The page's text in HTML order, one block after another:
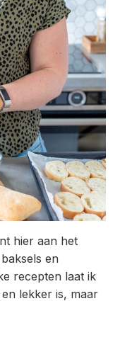
hier aan het
en
recepten laat ik
lekker is, maar